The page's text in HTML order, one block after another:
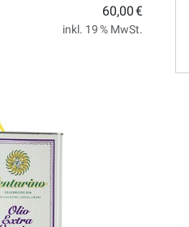
60,00 €
inkl. 19 % MwSt.